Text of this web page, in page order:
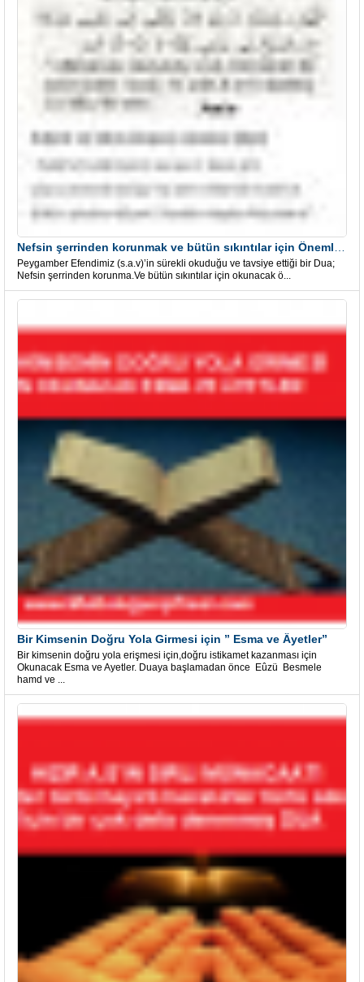
Peygamber Efendimiz (s.a.v)’in sürekli okuduğu ve tavsiye ettiği bir Dua;
Nefsin şerrinden korunma.Ve bütün sıkıntılar için okunacak ö...
Bir Kimsenin Doğru Yola Girmesi için ” Esma ve Âyetler”
Bir kimsenin doğru yola erişmesi için,doğru istikamet kazanması için
Okunacak Esma ve Ayetler. Duaya başlamadan önce Eûzü Besmele
hamd ve ...